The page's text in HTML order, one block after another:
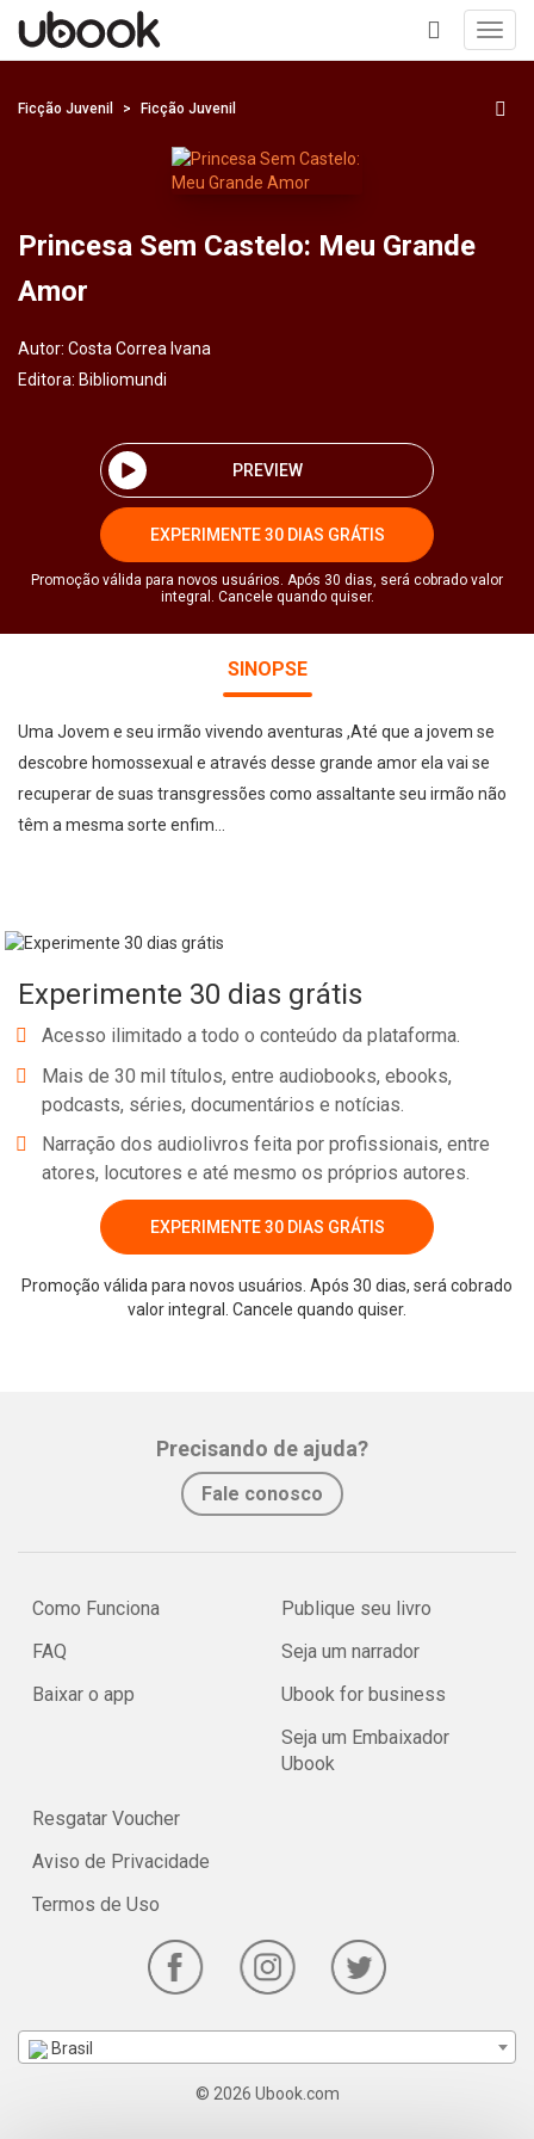
+
Ficção Juvenil Ficção Juvenil
Princesa Sem Castelo: Meu Grande
Amor
Autor: Costa Correa Ivana
Editora: Bibliomundi
PREVIEW
EXPERIMENTE 30 DIAS GRÁTIS
Promoção válida para novos usuários. Após 30 dias, será cobrado valor
integral. Cancele quando quiser.
SINOPSE
Uma Jovem e seu irmão vivendo aventuras ,Até que a jovem se
descobre homossexual e através desse grande amor ela vai se
recuperar de suas transgressões como assaltante seu irmão não
têm a mesma sorte enfim...
Experimente 30 dias grátis
Acesso ilimitado a todo o conteúdo da plataforma.
Mais de 30 mil títulos, entre audiobooks, ebooks,
podcasts, séries, documentários e notícias.
Narração dos audiolivros feita por profissionais, entre
atores, locutores e até mesmo os próprios autores.
EXPERIMENTE 30 DIAS GRÁTIS
Promoção válida para novos usuários. Após 30 dias, será cobrado
valor integral. Cancele quando quiser.
Precisando de ajuda?
Fale conosco
Como Funciona
FAQ
Baixar o app
Publique seu livro
Seja um narrador
Ubook for business
Seja um Embaixador
Ubook
Resgatar Voucher
Aviso de Privacidade
Termos de Uso
Brasil
© 2026 Ubook.com